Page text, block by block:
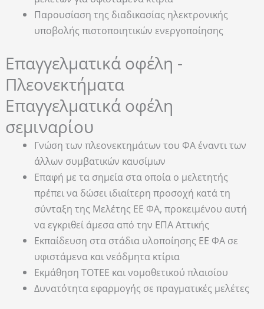
Παρουσίαση της διαδικασίας ηλεκτρονικής
υποβολής πιστοποιητικών ενεργοποίησης
Επαγγελματικά οφέλη -
Πλεονεκτήματα
Επαγγελματικά οφέλη
σεμιναρίου
Γνώση των πλεονεκτημάτων του ΦΑ έναντι των
άλλων συμβατικών καυσίμων
Επαφή με τα σημεία στα οποία ο μελετητής
πρέπει να δώσει ιδιαίτερη προσοχή κατά τη
σύνταξη της Μελέτης ΕΕ ΦΑ, προκειμένου αυτή
να εγκριθεί άμεσα από την ΕΠΑ Αττικής
Εκπαίδευση στα στάδια υλοποίησης ΕΕ ΦΑ σε
υφιστάμενα και νεόδμητα κτίρια
Εκμάθηση ΤΟΤΕE και νομοθετικού πλαισίου
Δυνατότητα εφαρμογής σε πραγματικές μελέτες